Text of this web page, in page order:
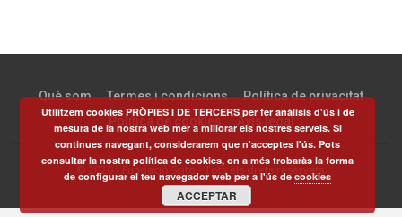
Què som Termes i condicions
Política de privacitat
Avís legal
© 2026 - Fundació Scito - Tots els drets reservats.
Utilitzem cookies PRÒPIES I DE TERCERS per fer anàlisis d'ús i de
mesura de la nostra web mer a millorar els nostres serveis. Si
continues navegant, considerarem que n'acceptes l'ús. Pots
consultar la nostra política de cookies, on a més trobaràs la forma
de configurar el teu navegador web per a l'ús decookies
ACCEPTAR